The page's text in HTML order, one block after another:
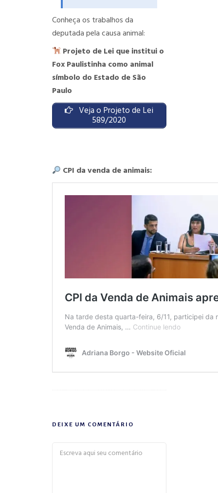
Conheça os trabalhos da
deputada pela causa animal:
Projeto de Lei que institui o
Fox Paulistinha como animal
símbolo do Estado de São
Paulo
Veja o Projeto de Lei
589/2020
CPI da venda de animais:
DEIXE UM COMENTÁRIO